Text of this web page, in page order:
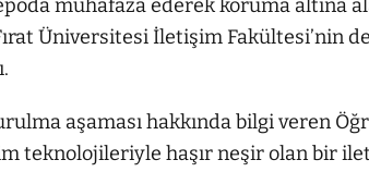
muhafaza ederek koruma altına
Üniversitesi İletişim Fakültesi’nin
aşaması hakkında bilgi veren
teknolojileriyle haşır neşir olan bir